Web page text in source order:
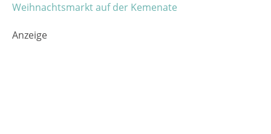
Weihnachtsmarkt auf der Kemenate
Anzeige